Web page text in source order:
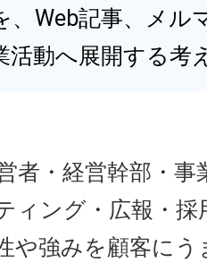
、Web記事、メル
活動へ展開する考
者・経営幹部・事
ィング・広報・採
や強みを顧客に